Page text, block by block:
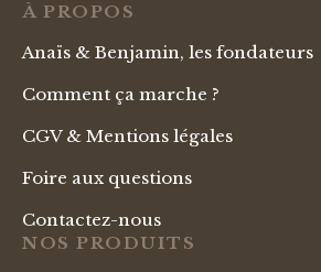
À PROPOS
Anaïs & Benjamin, les fondateurs
Comment ça marche ?
CGV & Mentions légales
Foire aux questions
Contactez-nous
NOS PRODUITS